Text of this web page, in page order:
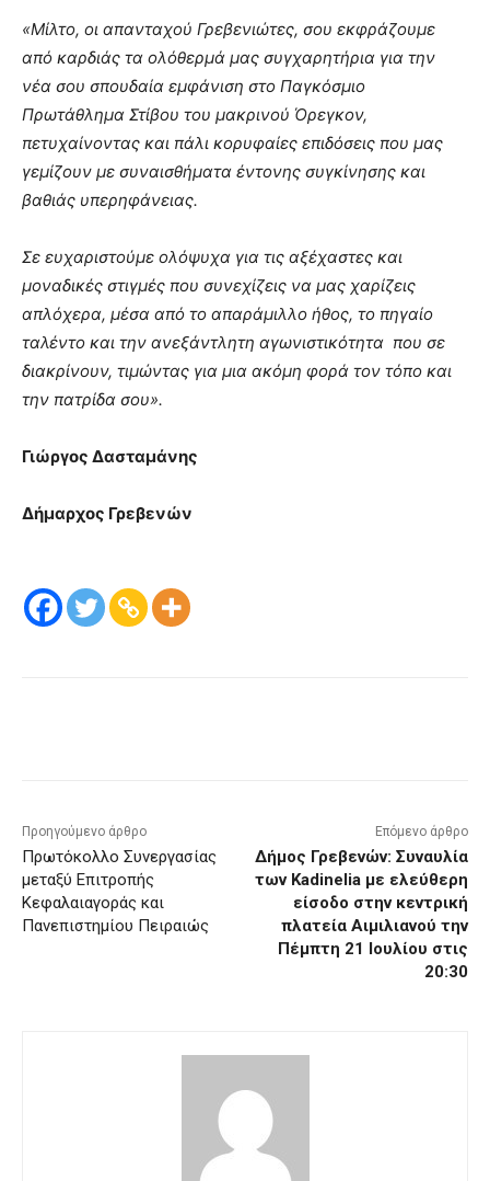
«Μίλτο, οι απανταχού Γρεβενιώτες, σου εκφράζουμε
από καρδιάς τα ολόθερμά μας συγχαρητήρια για την
νέα σου σπουδαία εμφάνιση στο Παγκόσμιο
Πρωτάθλημα Στίβου του μακρινού Όρεγκον,
πετυχαίνοντας και πάλι κορυφαίες επιδόσεις που μας
γεμίζουν με συναισθήματα έντονης συγκίνησης και
βαθιάς υπερηφάνειας.
Σε ευχαριστούμε ολόψυχα για τις αξέχαστες και
μοναδικές στιγμές που συνεχίζεις να μας χαρίζεις
απλόχερα, μέσα από το απαράμιλλο ήθος, το πηγαίο
ταλέντο και την ανεξάντλητη αγωνιστικότητα που σε
διακρίνουν, τιμώντας για μια ακόμη φορά τον τόπο και
την πατρίδα σου».
Γιώργος Δασταμάνης
Δήμαρχος Γρεβενών
Προηγούμενο άρθρο
Πρωτόκολλο Συνεργασίας
μεταξύ Επιτροπής
Κεφαλαιαγοράς και
Πανεπιστημίου Πειραιώς
Επόμενο άρθρο
Δήμος Γρεβενών: Συναυλία
των Kadineliaμε ελεύθερη
είσοδο στην κεντρική
πλατεία Αιμιλιανού την
Πέμπτη 21 Ιουλίου στις
20:30